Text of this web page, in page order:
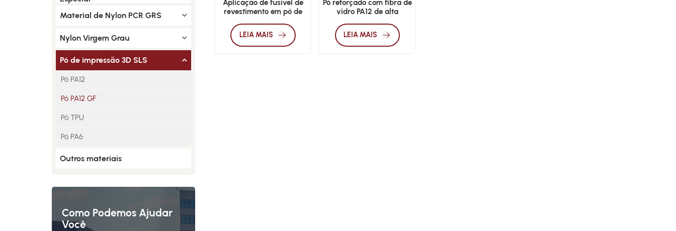
Material de Nylon PCR GRS
Nylon Virgem Grau
Pó de impressão 3D SLS
Pó PA12
Pó PA12 GF
Pó TPU
Pó PA6
Outros materiais
Como Podemos Ajudar
Você
Aplicação de fusível de
revestimento em pó de
LEIA MAIS
Pó reforçado com fibra de
vidro PA12 de alta
impressão 3D SLS
LEIA MAIS